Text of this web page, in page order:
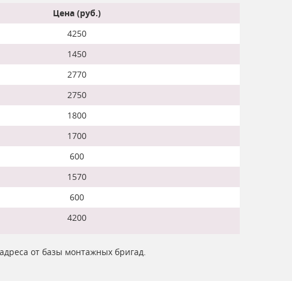
Цена (руб.)
4250
1450
2770
2750
1800
1700
600
1570
600
4200
от базы монтажных бригад.